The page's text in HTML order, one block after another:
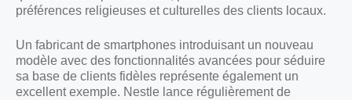
préférences religieuses et culturelles des clients locaux.
Un fabricant de smartphones introduisant un nouveau
modèle avec des fonctionnalités avancées pour séduire
sa base de clients fidèles représente également un
excellent exemple. Nestle lance régulièrement de